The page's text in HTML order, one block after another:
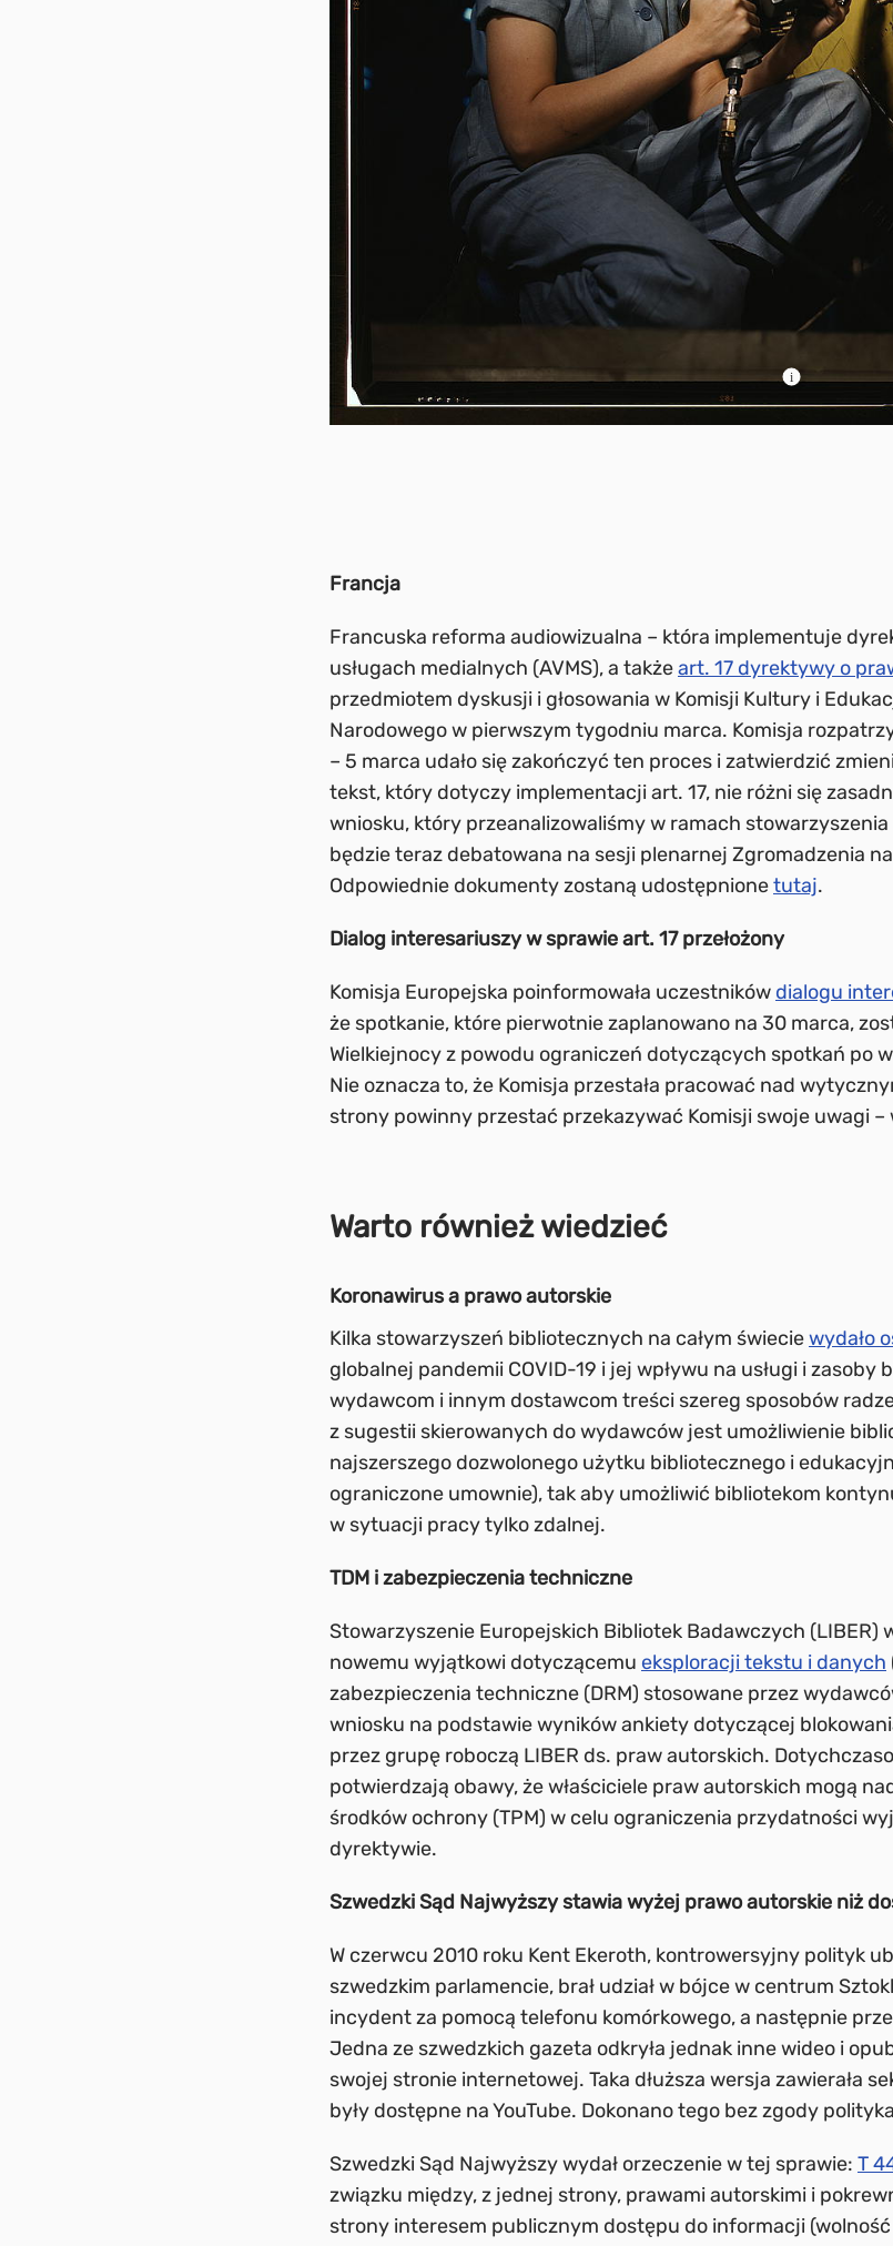
Francja
Francuska reforma audiowizualna – która implementuje
usługach medialnych (AVMS), a takżeart. 17 dyrektywy o
przedmiotem dyskusji i głosowania w Komisji Kultury i
Narodowego w pierwszym tygodniu marca. Komisja
– 5 marca udało się zakończyć ten proces i zatwierdzić
tekst, który dotyczy implementacji art. 17, nie różni się
wniosku, który przeanalizowaliśmy w ramach stowarzyszenia
będzie teraz debatowana na sesji plenarnej Zgromadzenia
Odpowiednie dokumenty zostaną udostępnionetutaj.
Dialog interesariuszy w sprawie art. 17 przełożony
Komisja Europejska poinformowała uczestników dialogu
że spotkanie, które pierwotnie zaplanowano na 30 marca,
Wielkiejnocy z powodu ograniczeń dotyczących spotkań po
Nie oznacza to, że Komisja przestała pracować nad
strony powinny przestać przekazywać Komisji swoje uwagi
Warto również wiedzieć
Koronawirus a prawo autorskie
Kilka stowarzyszeń bibliotecznych na całym świeciewydało
globalnej pandemii COVID-19 i jej wpływu na usługi i zasoby
wydawcom i innym dostawcom treści szereg sposobów
z sugestii skierowanych do wydawców jest umożliwienie
najszerszego dozwolonego użytku bibliotecznego i
ograniczone umownie), tak aby umożliwić bibliotekom
w sytuacji pracy tylko zdalnej.
TDM i zabezpieczenia techniczne
Stowarzyszenie Europejskich Bibliotek Badawczych (LIBER)
nowemu wyjątkowi dotyczącemu eksploracji tekstu i danych
zabezpieczenia techniczne (DRM) stosowane przez
wniosku na podstawie wyników ankiety dotyczącej
przez grupę roboczą LIBER ds. praw autorskich.
potwierdzają obawy, że właściciele praw autorskich mogą
środków ochrony (TPM) w celu ograniczenia przydatności
dyrektywie.
Szwedzki Sąd Najwyższy stawia wyżej prawo autorskie niż
W czerwcu 2010 roku Kent Ekeroth, kontrowersyjny polityk
szwedzkim parlamencie, brał udział w bójce w centrum
incydent za pomocą telefonu komórkowego, a następnie
Jedna ze szwedzkich gazeta odkryła jednak inne wideo i
swojej stronie internetowej. Taka dłuższa wersja zawierała
były dostępne na YouTube. Dokonano tego bez zgody
Szwedzki Sąd Najwyższy wydał orzeczenie w tej sprawie: T
związku między, z jednej strony, prawami autorskimi i
strony interesem publicznym dostępu do informacji